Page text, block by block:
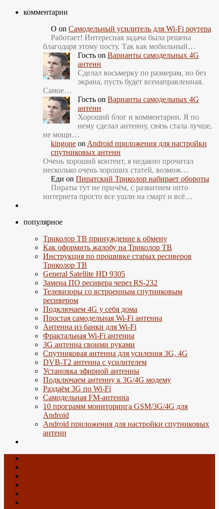
комментарии
О on Самодельный усилитель для Wi-Fi роутера
Работает! Интересная задача была решена
благодаря этому посту. Так как мобильный…
Гость on Варианты самодельных 4G
антенн
Сделал восьмерку по размерам, но без
экрана, пусть будет всенаправленная.
Самое…
Гость on Варианты самодельных 4G
антенн
Хороший блог и комментарии. Я по
нему сделал антенну, связь стала лучше,
не мощн…
kingone on Android приложения для настройки
спутниковых антенн
Очень хороший контент, я недавно прочитал
несколько очень хороших статей, возмож…
Еди on Пиратский Триколор набирает обороты
Пираты тут не причём, с развитием опто
интернета просто все ушли на смарт и всё…
популярное
Триколор ТВ принуждение к обмену
Как оформить жалобу на Триколор ТВ
Инструкция по прошивке старых ресиверов
Триколор ТВ
General Satellite HD 9305
Замена ПО ресивера через RS-232
Телевизоры со встроенным спутниковым
ресивером
Подключаем 4G у себя дома
Простая самодельная Wi-Fi антенна
Антенна из банки для Wi-Fi
Фрактальная Wi-Fi антенна
3G антенна своими руками
Спутниковая антенна для усиления 3G, 4G
DVB-T2 антенна с усилителем
Установка эфирной антенны
Подключаем антенну к 3G/4G модему
Раздаём 3G по Wi-Fi
Самодельная FM-антенна
10 программ мониторинга GSM/3G/4G для
Android
Android приложения для настройки спутниковых
антенн